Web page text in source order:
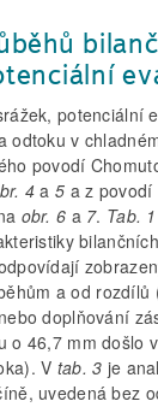
potenciální
odtoku v
povodí
4 a5 a z povodí
obr. 6 a 7. Tab. 1
a od
doplňování
o 46,7 mm došlo
V tab. 3 je
uvedená bez